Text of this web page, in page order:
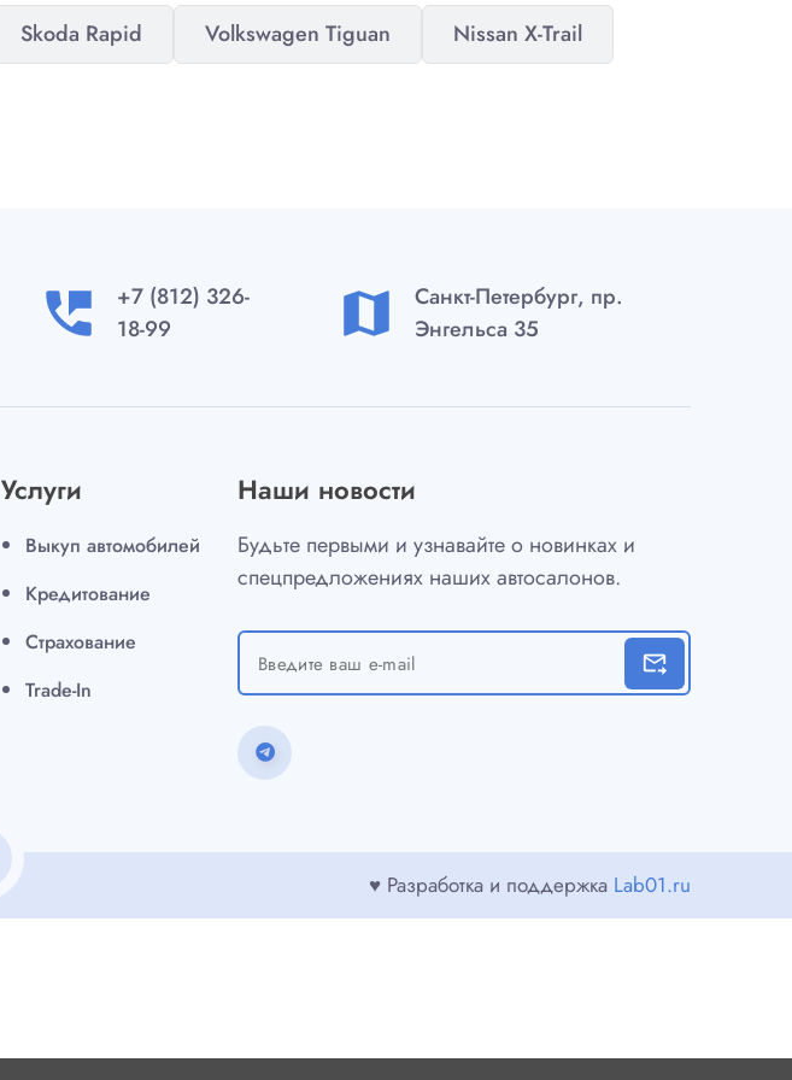
Skoda Rapid Volkswagen Tiguan Nissan X-Trail
perm_phone_msg
+7 (812) 326-
18-99
map
Санкт-Петербург, пр.
Энгельса 35
Услуги
Выкуп автомобилей
Кредитование
Страхование
Trade-In
Наши новости
Будьте первыми и узнавайте о новинках и
спецпредложениях наших автосалонов.
forward_to_inbox
♥ Разработка и поддержка Lab01.ru